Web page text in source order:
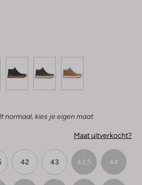
normaal, kies je eigen maat
Maat uitverkocht?
42 43 43,5 44